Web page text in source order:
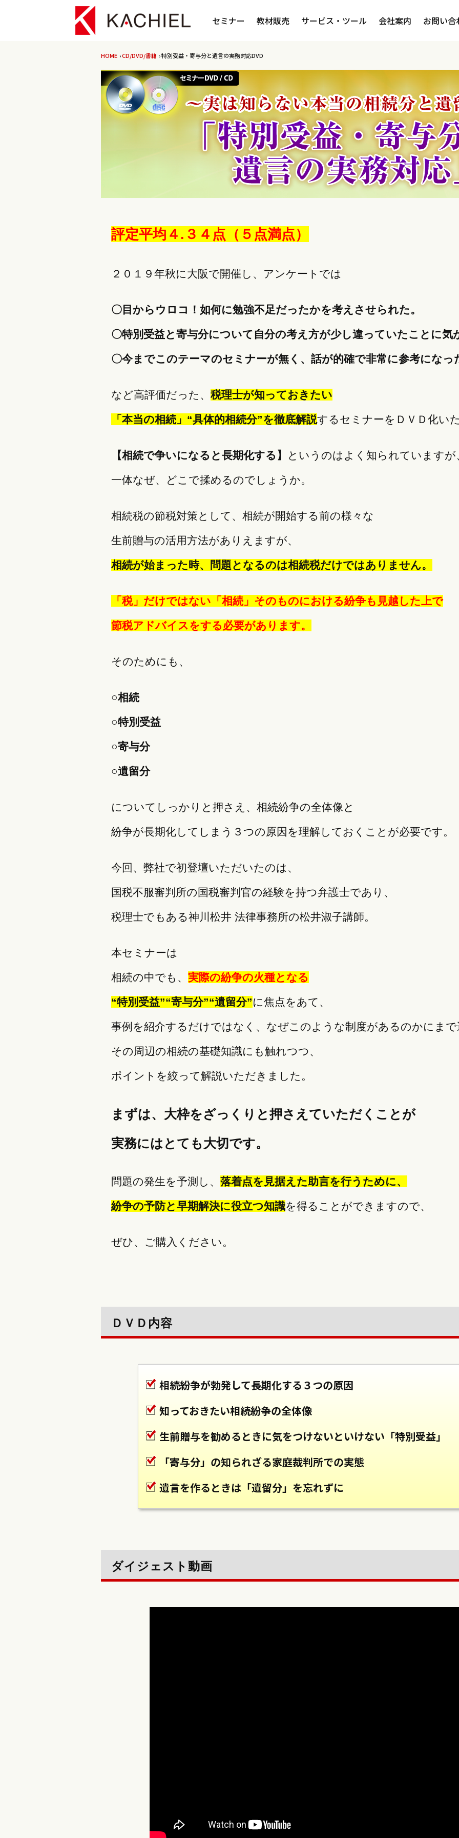
セミナー 教材販売 サービス・ツール 会社案内 お問い合
HOME ›CD/DVD/書籍 › 特別受益・寄与分と遺言の実務対応DVD
評定平均４.３４点（５点満点）
２０１９年秋に大阪で開催し、アンケートでは
〇目からウロコ！如何に勉強不足だったかを考えさせられた。
〇特別受益と寄与分について自分の考え方が少し違っていたことに気
〇今までこのテーマのセミナーが無く、話が的確で非常に参考になっ
など高評価だった、 税理士が知っておきたい
「本当の相続」“具体的相続分”を徹底解説するセミナーをＤＶＤ化い
【相続で争いになると長期化する】 というのはよく知られていますが
一体なぜ、どこで揉めるのでしょうか。
相続税の節税対策として、相続が開始する前の様々な
生前贈与の活用方法がありえますが、
相続が始まった時、問題となるのは相続税だけではありません。
「税」だけではない「相続」そのものにおける紛争も見越した上で
節税アドバイスをする必要があります。
そのためにも、
○相続
○特別受益
○寄与分
○遺留分
についてしっかりと押さえ、相続紛争の全体像と
紛争が長期化してしまう３つの原因を理解しておくことが必要です。
今回、弊社で初登壇いただいたのは、
国税不服審判所の国税審判官の経験を持つ弁護士であり、
税理士でもある神川松井 法律事務所の松井淑子講師。
本セミナーは
相続の中でも、 実際の紛争の火種となる
“特別受益”“寄与分”“遺留分”に焦点をあて、
事例を紹介するだけではなく、なぜこのような制度があるのかにま
その周辺の相続の基礎知識にも触れつつ、
ポイントを絞って解説いただきました。
まずは、大枠をざっくりと押さえていただくことが
実務にはとても大切です。
問題の発生を予測し、 落着点を見据えた助言を行うために、
紛争の予防と早期解決に役立つ知識を得ることができますので、
ぜひ、ご購入ください。
ＤＶＤ内容
相続紛争が勃発して長期化する３つの原因
知っておきたい相続紛争の全体像
生前贈与を勧めるときに気をつけないといけない「特別受益」
「寄与分」の知られざる家庭裁判所での実態
遺言を作るときは「遺留分」を忘れずに
ダイジェスト動画